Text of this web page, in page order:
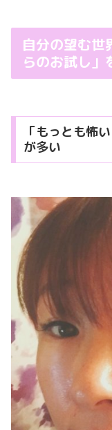
自分の望む世
らのお試し」
「もっとも怖
が多い